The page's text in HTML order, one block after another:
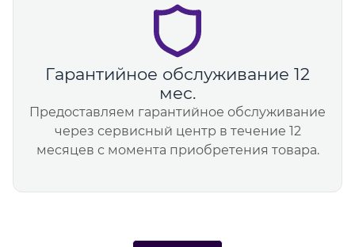
Гарантийное обслуживание 12
мес.
Предоставляем гарантийное обслуживание
через сервисный центр в течение 12
месяцев с момента приобретения товара.